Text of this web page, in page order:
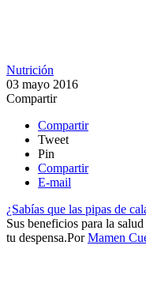
Nutrición
03 mayo 2016
Compartir
Compartir
Tweet
Pin
Compartir
E-mail
¿Sabías que las pipas de
Sus beneficios para la
tu despensa.​PorMamen